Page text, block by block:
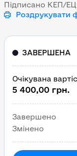
Підписано КЕП/
Роздрукувати
ЗАВЕРШЕНА
Очікувана
5 400,00 грн.
Завершено
Змінено